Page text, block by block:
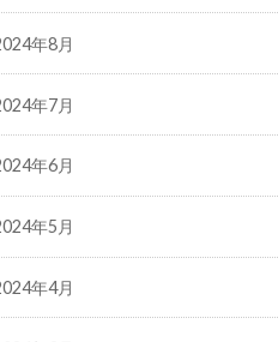
年8月
年7月
年6月
年5月
年4月